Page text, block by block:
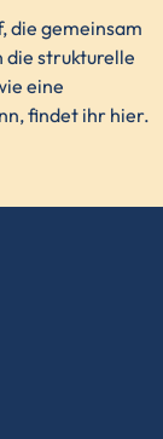
die gemeinsam
die strukturelle
eine
findet ihr hier.